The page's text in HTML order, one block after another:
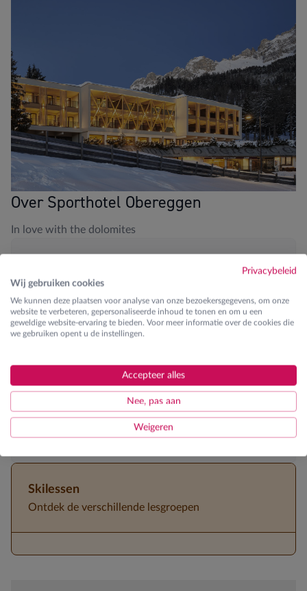
Privacybeleid
Wij gebruiken cookies
We kunnen deze plaatsen voor analyse van onze bezoekersgegevens, om onze
website te verbeteren, gepersonaliseerde inhoud te tonen en om u een
geweldige website-ervaring te bieden. Voor meer informatie over de cookies die
we gebruiken opent u de instellingen.
Accepteer alles
Nee, pas aan
Weigeren
Over Sporthotel Obereggen
In love with the dolomites
Zwembad en wellness
JOSK kinderanimator tijdens Pasen
Skilessen
Ontdek de verschillende lesgroepen